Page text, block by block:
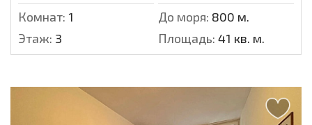
Комнат: 1 До моря: 800 м.
Этаж: 3 Площадь: 41 кв. м.